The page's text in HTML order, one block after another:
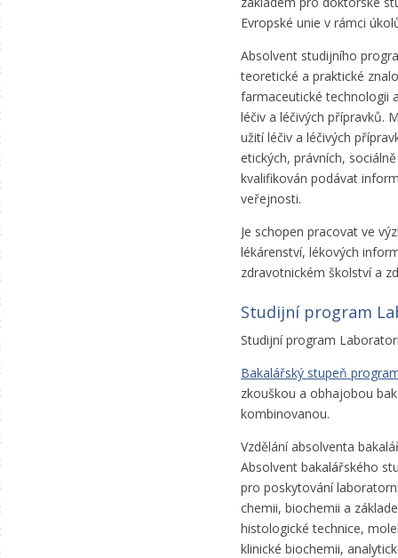
Evropské unie v rámci
Absolvent studijního
teoretické a praktické
farmaceutické technologii
léčiv a léčivých přípravků.
užití léčiv a léčivých
etických, právních,
kvalifikován podávat
veřejnosti.
Je schopen pracovat ve
lékárenství, lékových
zdravotnickém školství a
Studijní program
Studijní program
Bakalářský stupeň
zkouškou a obhajobou
kombinovanou.
Vzdělání absolventa
Absolvent bakalářského
pro poskytování
chemii, biochemii a
histologické technice,
klinické biochemii,